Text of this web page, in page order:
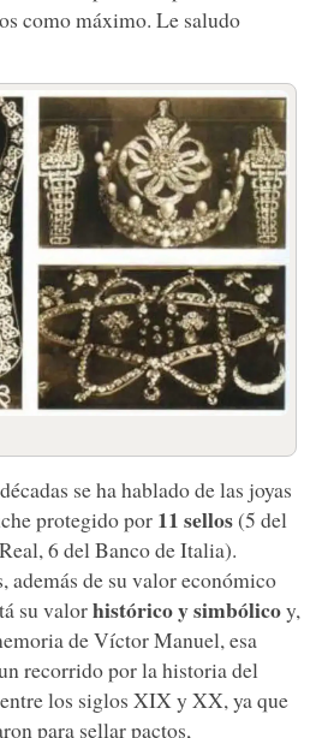
como máximo. Le saludo
se ha hablado de las joyas
protegido por 11 sellos(5 del
6 del Banco de Italia).
además de su valor económico
su valorhistórico y simbólicoy,
de Víctor Manuel, esa
recorrido por la historia del
los siglos XIX y XX, ya que
para sellar pactos,